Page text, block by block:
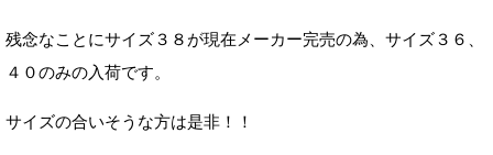
残念なことにサイズ３８が現在メーカー完売の為、サイズ３６、
４０のみの入荷です。
サイズの合いそうな方は是非！！